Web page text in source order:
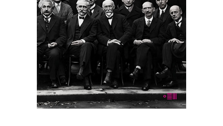
E-BOOK DO KOSZYKA
59.90zł 38.94 zł
KSIĄŻKA DO KOSZYKA